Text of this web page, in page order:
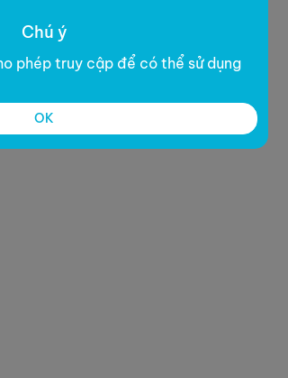
Chú ý
phép truy cập để có thể sử dụng
OK